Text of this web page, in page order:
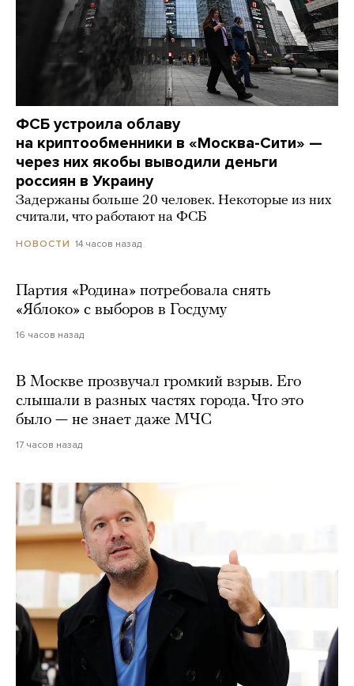
ФСБ устроила облаву
на криптообменники в «Москва-Сити» —
через них якобы выводили деньги
россиян в Украину
Задержаны больше 20 человек. Некоторые из них
считали, что работают на ФСБ
НОВОСТИ 14 часов назад
Партия «Родина» потребовала снять
«Яблоко» с выборов в Госдуму
16 часов назад
В Москве прозвучал громкий взрыв. Его
слышали в разных частях города. Что это
было — не знает даже МЧС
17 часов назад